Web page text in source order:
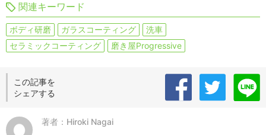
関連キーワード
ボディ研磨 ガラスコーティング
洗車
セラミックコーティング
磨き屋Progressive
この記事を
シェアする
著者：Hiroki Nagai